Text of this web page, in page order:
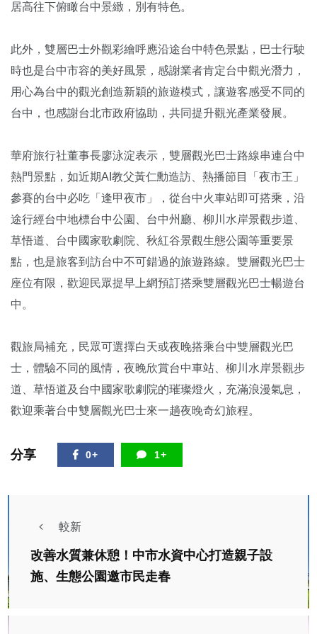
居高往下俯瞰台中景緻，別有特色。
此外，雙層巴士外觀彩繪呼應沿途台中特色景點，巴士行駛
時也是台中市容的美好風景，感謝業者肯定台中觀光潛力，
用心為台中的觀光創造新穎的旅遊模式，讓遊客感受不同的
台中，也感謝台北市政府協助，共同提升觀光產業發展。
華府旅行社董事長廖泳淀表示，雙層觀光巴士路線串連台中
熱門景點，如近期AI教父黃仁勳造訪、熱播節目「夜市王」
參賽的台中必吃「逢甲夜市」，從台中火車站即可搭乘，沿
途行經台中地標台中公園、台中州廳、柳川水岸景觀步道、
草悟道、台中國家歌劇院、秋紅谷景觀生態公園等重要景
點，也是旅客到訪台中不可錯過的旅遊路線。雙層觀光巴士
座位有限，歡迎民眾提早上網預訂搭乘雙層觀光巴士暢遊台
中。
觀旅局補充，民眾可選擇白天或夜晚搭乘台中雙層觀光巴
士，體驗不同的風情，夜晚欣賞台中車站、柳川水岸景觀步
道、草悟道及台中國家歌劇院的璀璨燈火，充滿浪漫氣息，
歡迎乘著台中雙層觀光巴士來一趟夜晚奇幻旅程。
分享 0+ 1+
較新
改善水質兼休憩！中市水資中心打造親子設
施、生態公園邀市民走春